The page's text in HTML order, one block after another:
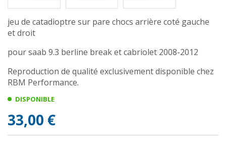
jeu de catadioptre sur pare chocs arrière coté gauche
et droit
pour saab 9.3 berline break et cabriolet 2008-2012
Reproduction de qualité exclusivement disponible chez
RBM Performance.
DISPONIBLE
33,00 €